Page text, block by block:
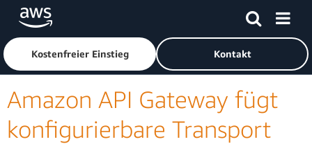
Überspringen zum Hauptinhalt
Klicken Sie hier, um zur Amazon Web Services-Startseite
Kostenfreier Einstieg Kontakt
Amazon API Gateway fügt
konfigurierbare Transport